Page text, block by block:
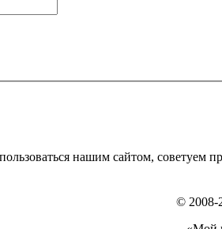
нашим сайтом, советуем
© 2008-